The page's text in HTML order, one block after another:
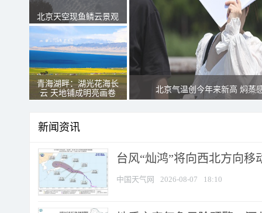
北京天空现鱼鳞云景观
青海湖畔：湖光花海长
云 天地铺成明亮画卷
北京气温创今年来新高 焖蒸
新闻资讯
台风“灿鸿”将向西北方向移
中国天气网 2026-08-07 18:10